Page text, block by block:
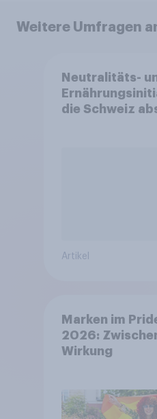
Weitere Umfragen
Neutralitäts-
die Schweiz
Artikel
Marken im
2026:
Wirkung